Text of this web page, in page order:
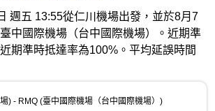
週五 13:55從仁川機場出發，並於8月7
中國際機場（台中國際機場）。近期準
期準時抵達率為100%。平均延誤時間
) - RMQ (臺中國際機場（台中國際機場）)